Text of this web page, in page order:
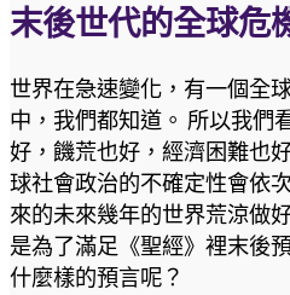
末後世代的全球危
世界在急速變化，有一個全
中，我們都知道。 所以我們
好，饑荒也好，經濟困難也
球社會政治的不確定性會依
來的未來幾年的世界荒涼做
是為了滿足《聖經》裡末後
什麼樣的預言呢？